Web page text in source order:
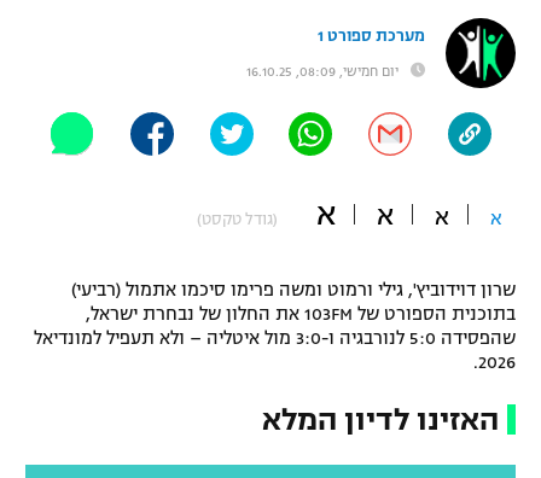
"מעל הליגה" – פודקאסט
"מחצית בשכונה" – פודקאסט
תקנון משתתפים וזוכים בפרסים
תקנון עבור פעילות אלקטרה
תקנון עבור פעילות ספורט 1 – "מרלן"
טניס
גיימינג E-Sports
מכבי נתניה
בני יהודה
ליגות נוספות
UFC
היאבקות WWE
כדורמים
פוטבול אמריקאי NFL
בייסבול MLB
ספורט אתגרי ואקסטרים
מערכת ספורט 1
יום חמישי, 08:09, 16.10.25
א א א א (גודל טקסט)
שרון דוידוביץ', גילי ורמוט ומשה פרימו סיכמו אתמול (רביעי)
בתוכנית הספורט של 103FM את החלון של נבחרת ישראל,
שהפסידה 5:0 לנורבגיה ו-3:0 מול איטליה – ולא תעפיל למונדיאל
2026.
האזינו לדיון המלא